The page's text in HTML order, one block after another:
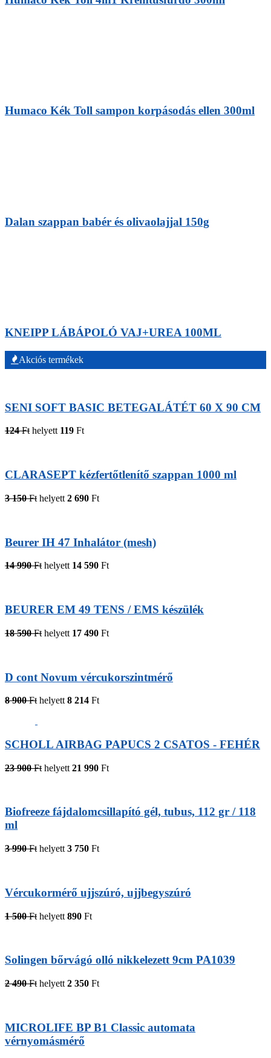
Humaco Kék Toll sampon korpásodás ellen 300ml
Dalan szappan babér és olivaolajjal 150g
KNEIPP LÁBÁPOLÓ VAJ+UREA 100ML
Akciós termékek
SENI SOFT BASIC BETEGALÁTÉT 60 X 90 CM
124 Fthelyett 119 Ft
CLARASEPT kézfertőtlenítő szappan 1000 ml
3 150 Ft helyett 2 690 Ft
Beurer IH 47 Inhalátor (mesh)
14 990 Ft helyett 14 590 Ft
BEURER EM 49 TENS / EMS készülék
18 590 Ft helyett 17 490 Ft
D cont Novum vércukorszintmérő
8 900 Ft helyett 8 214 Ft
SCHOLL AIRBAG PAPUCS 2 CSATOS - FEHÉR
23 900 Ft helyett 21 990 Ft
Biofreeze fájdalomcsillapító gél, tubus, 112 gr / 118
ml
3 990 Ft helyett 3 750 Ft
Vércukormérő ujjszúró, ujjbegyszúró
1 500 Ft helyett 890 Ft
Solingen bőrvágó olló nikkelezett 9cm PA1039
2 490 Ft helyett 2 350 Ft
MICROLIFE BP B1 Classic automata
vérnyomásmérő